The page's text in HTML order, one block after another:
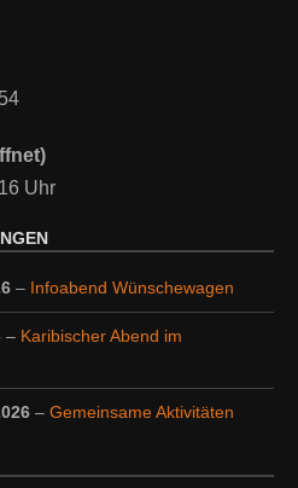
Uhr
– Infoabend Wünschewagen
– Karibischer Abend im
– Gemeinsame Aktivitäten